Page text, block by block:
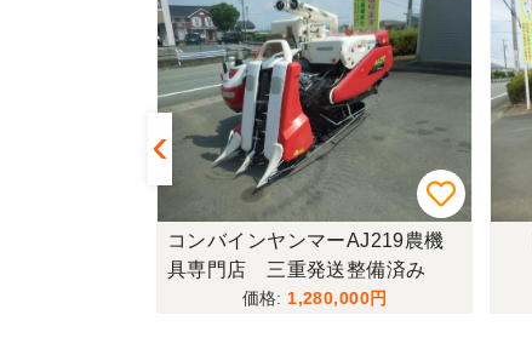
コンバインヤンマーAJ219農機
具専門店 三重発送整備済み
1,280,000